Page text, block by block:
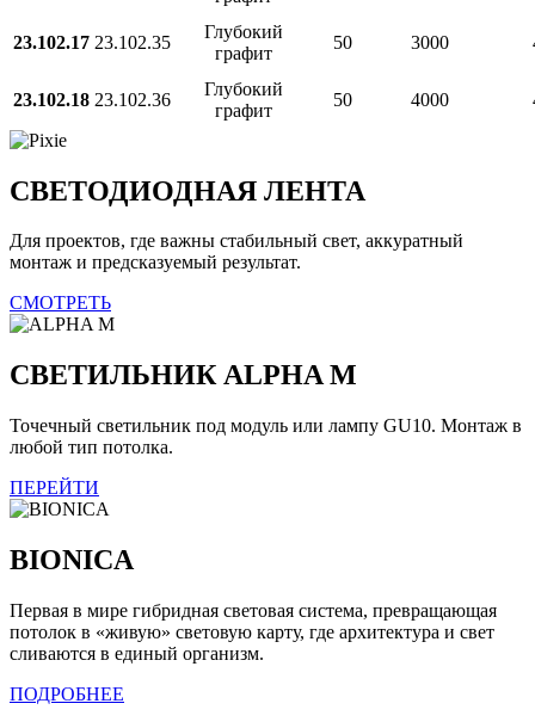
23.102.17 23.102.35
Глубокий
графит
50 3000
23.102.18 23.102.36
Глубокий
графит
50 4000
СВЕТОДИОДНАЯ ЛЕНТА
Для проектов, где важны стабильный свет, аккуратный
монтаж и предсказуемый результат.
СМОТРЕТЬ
СВЕТИЛЬНИК ALPHA M
Точечный светильник под модуль или лампу GU10. Монтаж в
любой тип потолка.
ПЕРЕЙТИ
BIONICA
Первая в мире гибридная световая система, превращающая
потолок в «живую» световую карту, где архитектура и свет
сливаются в единый организм.
ПОДРОБНЕЕ